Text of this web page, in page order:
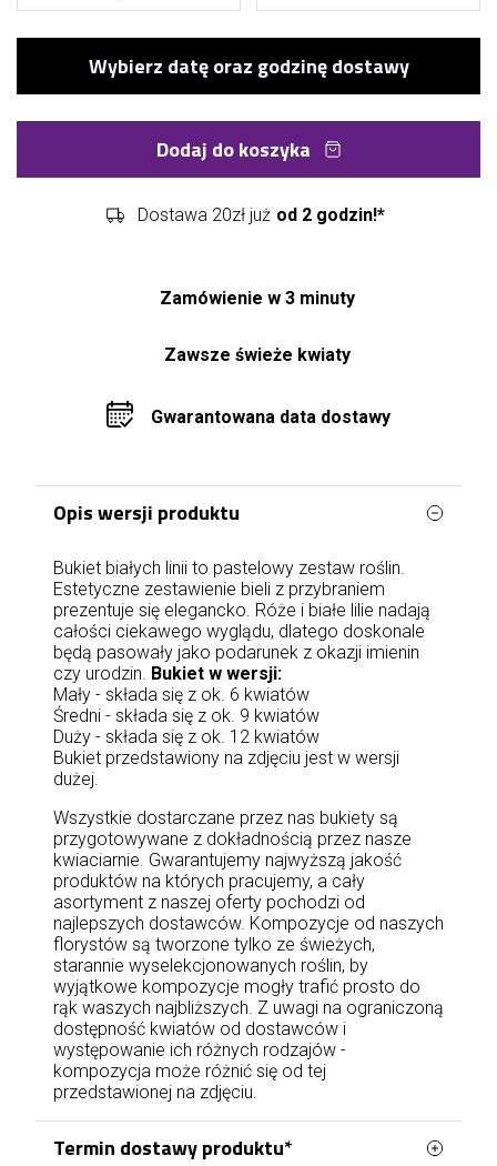
Dodaj do koszyka
Dostawa 20zł już od 2 godzin!*
Zamówienie w 3 minuty
Zawsze świeże kwiaty
Gwarantowana data dostawy
Opis wersji produktu
Bukiet białych linii to pastelowy zestaw roślin.
Estetyczne zestawienie bieli z przybraniem
prezentuje się elegancko. Róże i białe lilie nadają
całości ciekawego wyglądu, dlatego doskonale
będą pasowały jako podarunek z okazji imienin
czy urodzin. Bukiet w wersji:
Mały - składa się z ok. 6 kwiatów
Średni - składa się z ok. 9 kwiatów
Duży - składa się z ok. 12 kwiatów
Bukiet przedstawiony na zdjęciu jest w wersji
dużej.
Wszystkie dostarczane przez nas bukiety są
przygotowywane z dokładnością przez nasze
kwiaciarnie. Gwarantujemy najwyższą jakość
produktów na których pracujemy, a cały
asortyment z naszej oferty pochodzi od
najlepszych dostawców. Kompozycje od naszych
florystów są tworzone tylko ze świeżych,
starannie wyselekcjonowanych roślin, by
wyjątkowe kompozycje mogły trafić prosto do
rąk waszych najbliższych. Z uwagi na ograniczoną
dostępność kwiatów od dostawców i
występowanie ich różnych rodzajów -
kompozycja może różnić się od tej
przedstawionej na zdjęciu.
Termin dostawy produktu*